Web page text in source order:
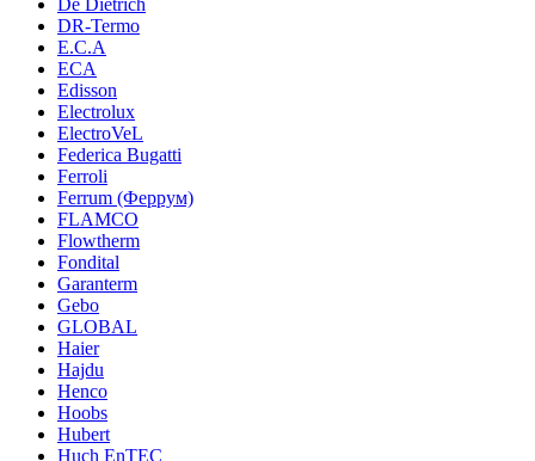
De Dietrich
DR-Termo
E.C.A
ECA
Edisson
Electrolux
ElectroVeL
Federica Bugatti
Ferroli
Ferrum (Феррум)
FLAMCO
Flowtherm
Fondital
Garanterm
Gebo
GLOBAL
Haier
Hajdu
Henco
Hoobs
Hubert
Huch EnTEC